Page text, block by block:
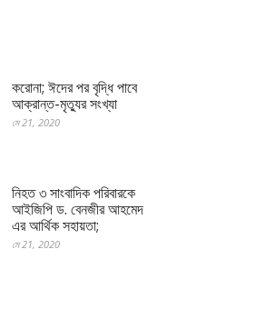
করোনা; ঈদের পর বৃদ্ধি পাবে
আক্রান্ত-মৃত্যুর সংখ্যা
মে 21, 2020
নিহত ৩ সাংবাদিক পরিবারকে
আইজিপি ড. বেনজীর আহমেদ
এর আর্থিক সহায়তা;
মে 21, 2020